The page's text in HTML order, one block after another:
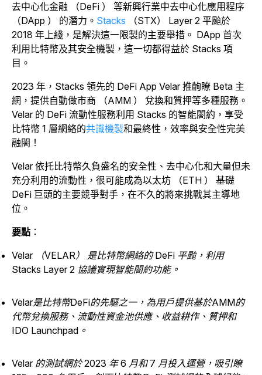
去中心化金融 （DeFi ） 等新興行業中去中心化應用程序
（DApp ） 的潛力。 Stacks
（STX） Layer 2 平颱於
2018 年上綫 ，是解決這一限製的主要舉措。 DApp 首次
利用比特幣及其安全機製，這一切都得益於 Stacks 項
目。
2023 年，Stacks 領先的 DeFi App Velar 推齣瞭 Beta 主
網，提供自動做市商 （AMM ） 兌換和質押等多種服務。
Velar 的 DeFi 流動性服務利用 Stacks 的智能閤約，享受
比特幣 1 層網絡的共識機製和最終性，效率與安全性完美
融閤！
Velar 依托比特幣久負盛名的安全性、去中心化和大量但未
充分利用的流動性，很可能成為以太坊 （ETH ） 基礎
DeFi 巨頭的主要競爭對手，在不久的將來挑戰其主導地
位。
要點 ：
Velar （VELAR） 是比特幣網絡的 DeFi 平颱，利用
Stacks Layer 2 協議實現智能閤約功能。
Velar是比特幣DeFi的先驅之一，為用戶提供基於AMM的
代幣兌換服務、流動性資金池供應、收益耕作、質押和
IDO Launchpad。
Velar 的測試網於 2023 年 6 月和 7 月投入運營，吸引瞭